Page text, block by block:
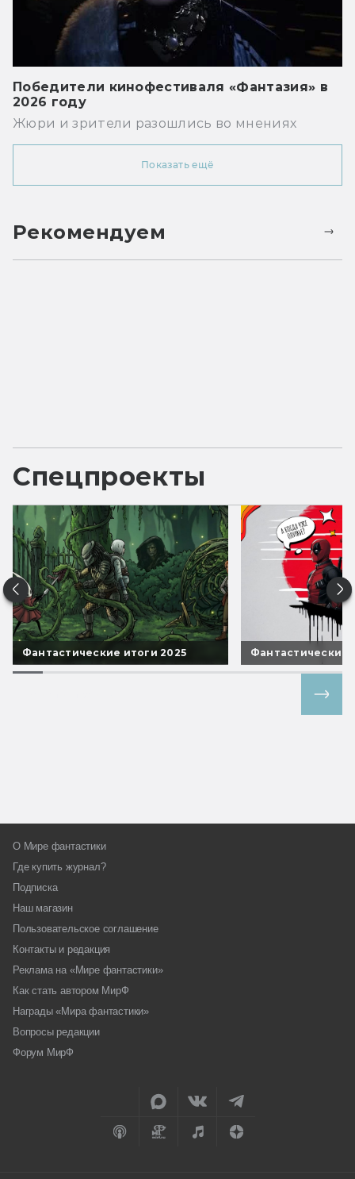
Победители кинофестиваля «Фантазия» в
2026 году
Жюри и зрители разошлись во мнениях
Показать ещё
Рекомендуем
Спецпроекты
Фантастические итоги 2025 Фантастические
О Мире фантастики
Где купить журнал?
Подписка
Наш магазин
Пользовательское соглашение
Контакты и редакция
Реклама на «Мире фантастики»
Как стать автором МирФ
Награды «Мира фантастики»
Вопросы редакции
Форум МирФ